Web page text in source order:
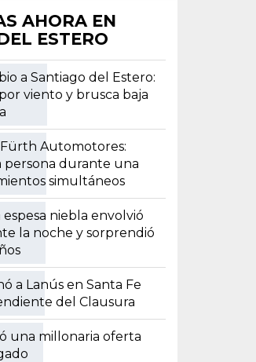
AHORA EN
ESTERO
a Santiago del Estero:
viento y brusca baja
Automotores:
persona durante una
simultáneos
espesa niebla envolvió
la noche y sorprendió
a Lanús en Santa Fe
del Clausura
una millonaria oferta